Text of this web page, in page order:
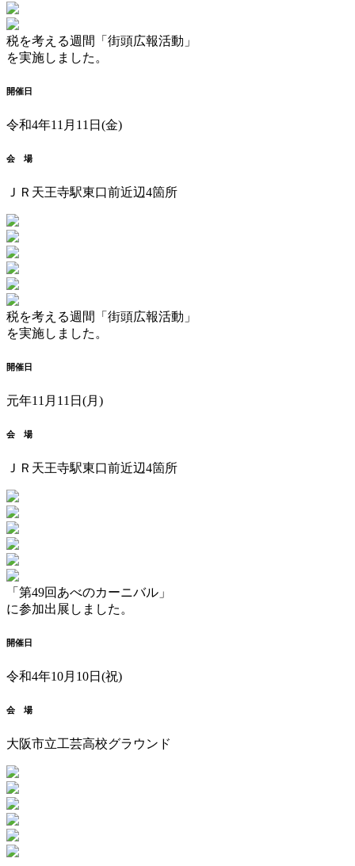
税を考える週間「街頭広報活動」
を実施しました。
開催日
令和4年11月11日(金)
会 場
ＪＲ天王寺駅東口前近辺4箇所
税を考える週間「街頭広報活動」
を実施しました。
開催日
元年11月11日(月)
会 場
ＪＲ天王寺駅東口前近辺4箇所
「第49回あべのカーニバル」
に参加出展しました。
開催日
令和4年10月10日(祝)
会 場
大阪市立工芸高校グラウンド